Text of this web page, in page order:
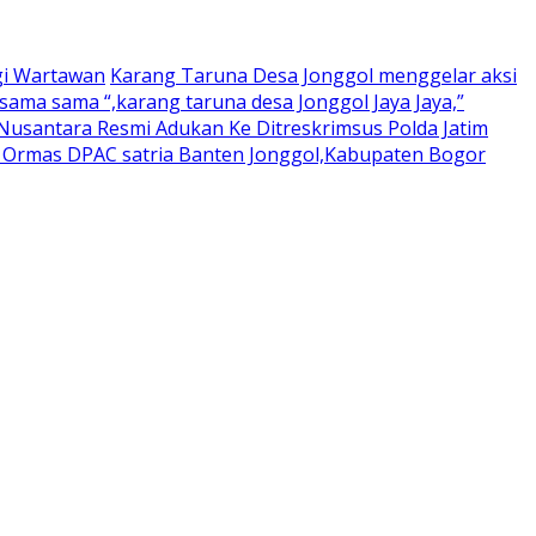
Wartawan Karang Taruna Desa Jonggol menggelar aksi
sama “,karang taruna desa Jonggol Jaya Jaya,”
Resmi Adukan Ke Ditreskrimsus Polda Jatim
DPAC satria Banten Jonggol,Kabupaten Bogor